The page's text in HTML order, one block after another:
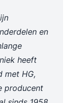
en
heeft
met HG,
producent